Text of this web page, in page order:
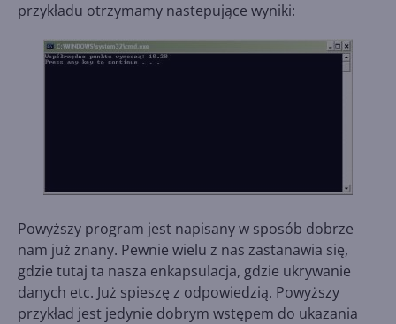
przykładu otrzymamy nastepujące wyniki:
Powyższy program jest napisany w sposób dobrze
nam już znany. Pewnie wielu z nas zastanawia się,
gdzie tutaj ta nasza enkapsulacja, gdzie ukrywanie
danych etc. Już spieszę z odpowiedzią. Powyższy
przykład jest jedynie dobrym wstępem do ukazania